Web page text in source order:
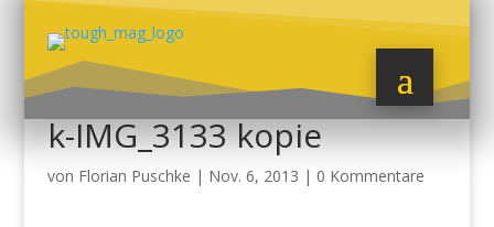
k-IMG_3133 kopie
von Florian Puschke | Nov. 6, 2013 | 0 Kommentare